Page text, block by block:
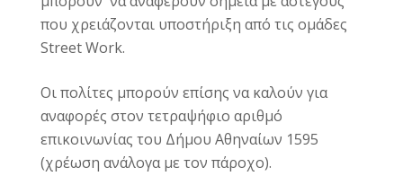
που χρειάζονται υποστήριξη από τις ομάδες
Street Work.
Οι πολίτες μπορούν επίσης να καλούν για
αναφορές στον τετραψήφιο αριθμό
επικοινωνίας του Δήμου Αθηναίων 1595
(χρέωση ανάλογα με τον πάροχο).